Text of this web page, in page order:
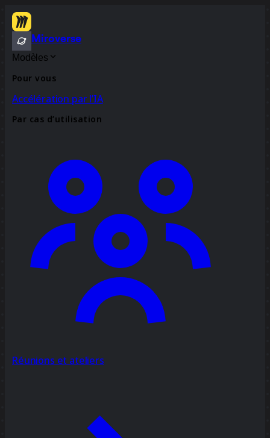
Miroverse
Modèles
Pour vous
Accélération par l’IA
Par cas d’utilisation
Réunions et ateliers